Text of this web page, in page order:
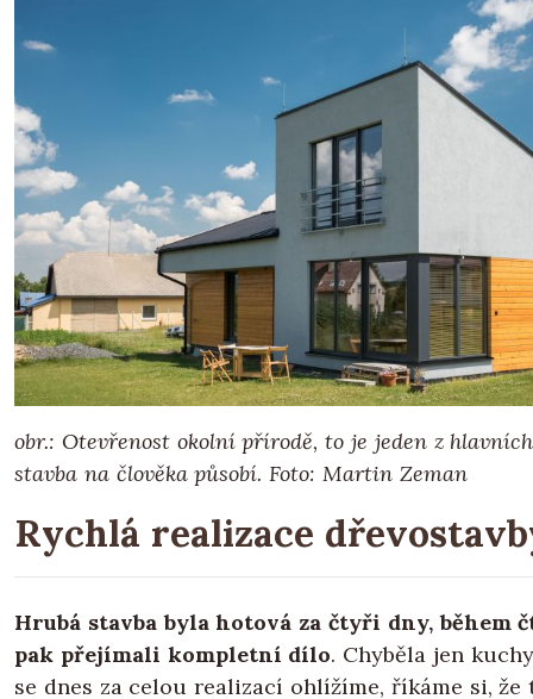
obr.: Otevřenost okolní přírodě, to je jeden z
stavba na člověka působí. Foto: Martin Zeman
Rychlá realizace
Hrubá stavba byla hotová za čtyři dny, během
pak přejímali kompletní dílo. Chyběla jen
se dnes za celou realizací ohlížíme, říkáme si,